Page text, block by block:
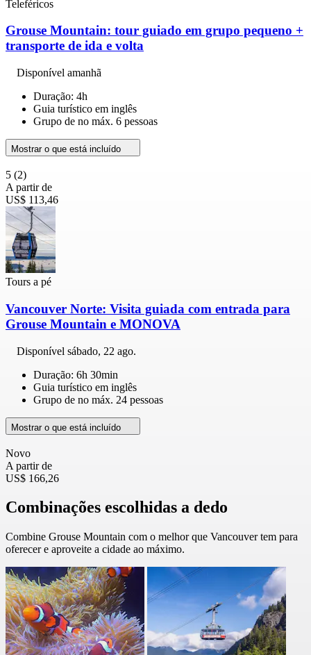
Teleféricos
Grouse Mountain: tour guiado em grupo pequeno +
transporte de ida e volta
Disponível amanhã
Duração: 4h
Guia turístico em inglês
Grupo de no máx. 6 pessoas
Mostrar o que está incluído
5 (2)
A partir de
US$ 113,46
Tours a pé
Vancouver Norte: Visita guiada com entrada para
Grouse Mountain e MONOVA
Disponível sábado, 22 ago.
Duração: 6h 30min
Guia turístico em inglês
Grupo de no máx. 24 pessoas
Mostrar o que está incluído
Novo
A partir de
US$ 166,26
Combinações escolhidas a dedo
Combine Grouse Mountain com o melhor que Vancouver tem para
oferecer e aproveite a cidade ao máximo.